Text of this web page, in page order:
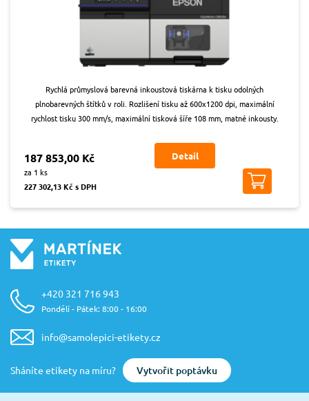
Rychlá průmyslová barevná inkoustová tiskárna k tisku odolných
plnobarevných štítků v roli. Rozlišení tisku až 600x1200 dpi, maximální
rychlost tisku 300 mm/s, maximální tisková šíře 108 mm, matné inkousty.
187 853,00 Kč
za 1 ks
227 302,13 Kč s DPH
Detail
+420 321 716 943
Pondělí - Pátek: 8:00 - 16:00
info@samolepici-etikety.cz
Sháníte etikety na míru? Vytvořit poptávku